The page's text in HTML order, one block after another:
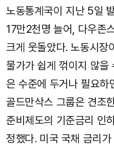
노동통계국이 지난 5일
17만2천명 늘어, 다우존
크게 웃돌았다. 노동시장
물가가 쉽게 꺾이지 않을
은 수준에 두거나 필요하
골드만삭스 그룹은 견조
준비제도의 기준금리 인
정했다. 미국 국채 금리